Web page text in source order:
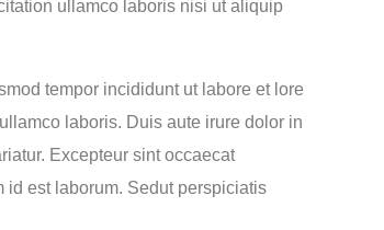
ullamco laboris nisi ut aliquip
tempor incididunt ut labore et lore
laboris. Duis aute irure dolor in
Excepteur sint occaecat
est laborum. Sedut perspiciatis